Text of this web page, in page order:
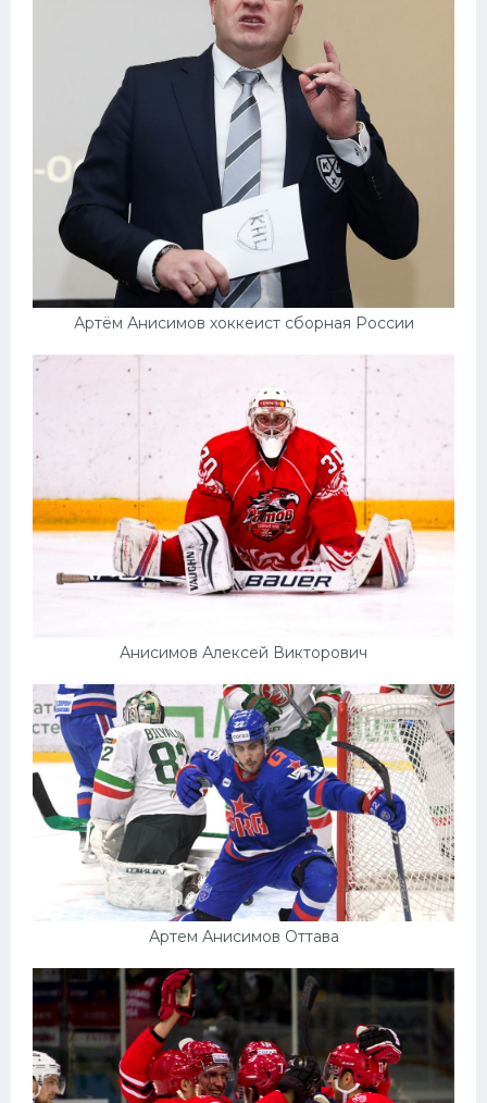
Артём Анисимов хоккеист сборная России
Анисимов Алексей Викторович
Артем Анисимов Оттава